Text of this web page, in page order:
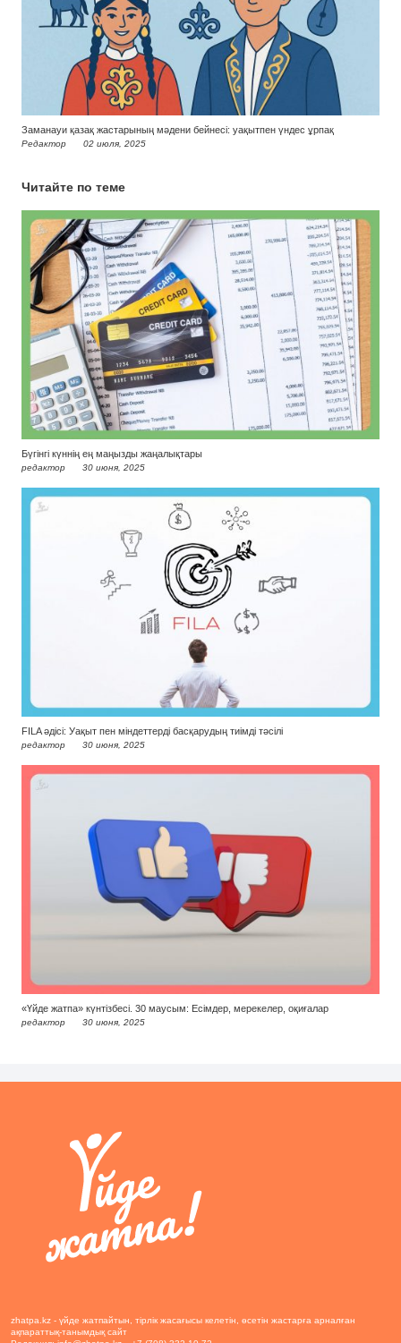
Заманауи қазақ жастарының мәдени бейнесі: уақытпен үндес ұрпақ
Редактор 02 июля, 2025
Читайте по теме
Бүгінгі күннің ең маңызды жаңалықтары
редактор 30 июня, 2025
FILA әдісі: Уақыт пен міндеттерді басқарудың тиімді тәсілі
редактор 30 июня, 2025
«Үйде жатпа» күнтізбесі. 30 маусым: Есімдер, мерекелер, оқиғалар
редактор 30 июня, 2025
zhatpa.kz - үйде жатпайтын, тірлік жасағысы келетін, өсетін жастарға арналған
ақпараттық-танымдық сайт